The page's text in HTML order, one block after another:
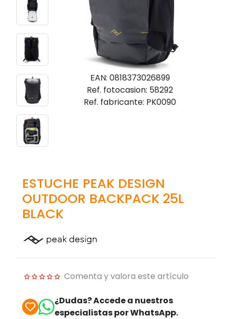
EAN: 0818373026899
Ref. fotocasion: 58292
Ref. fabricante: PK0090
ESTUCHE PEAK DESIGN
OUTDOOR BACKPACK 25L
BLACK
Comenta y valora este artículo
¿Dudas? Accede a nuestros
especialistas por WhatsApp.